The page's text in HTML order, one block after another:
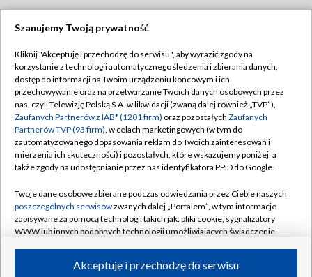
TVP
Abonament TVP
Emisja w TVP
Centrum informacji TVP
Naziemna Telewizja Cyfrowa
Rada Programowa
System NOS
Informacje o nadawcy
Program dla prasy
Regulamin TVP
Polityka prywatności
Moje zgody
Pomoc
Kontakt
Kanały
Szanujemy Twoją prywatność
Kliknij "Akceptuję i przechodzę do serwisu", aby wyrazić zgody na
korzystanie z technologii automatycznego śledzenia i zbierania danych,
dostęp do informacji na Twoim urządzeniu końcowym i ich
przechowywanie oraz na przetwarzanie Twoich danych osobowych przez
nas, czyli Telewizję Polską S.A. w likwidacji (zwaną dalej również „TVP”),
Zaufanych Partnerów z IAB* (1201 firm) oraz pozostałych Zaufanych
Partnerów TVP (93 firm), w celach marketingowych (w tym do
zautomatyzowanego dopasowania reklam do Twoich zainteresowań i
mierzenia ich skuteczności) i pozostałych, które wskazujemy poniżej, a
także zgody na udostępnianie przez nas identyfikatora PPID do Google.
Twoje dane osobowe zbierane podczas odwiedzania przez Ciebie naszych
poszczególnych serwisówzwanych dalej „Portalem”, w tym informacje
zapisywane za pomocą technologii takich jak: pliki cookie, sygnalizatory
WWW lub innych podobnych technologii umożliwiających świadczenie
ruchu w Internecie.Akceptuję i przechodzę do serwisu